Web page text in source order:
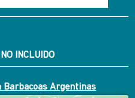
INCLUIDO
Barbacoas Argentinas